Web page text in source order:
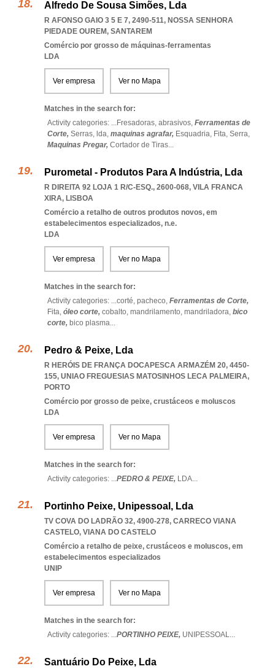
Alfredo De Sousa Simões, Lda
R AFONSO GAIO 3 5 E 7, 2490-511, NOSSA SENHORA
PIEDADE OUREM, SANTAREM
Comércio por grosso de máquinas-ferramentas
LDA
Ver empresa Ver no Mapa
Matches in the search for:
Activity categories: ...Fresadoras, abrasivos, Ferramentas de
Corte, Serras, lda, maquinas agrafar, Esquadria, Fita, Serra,
Maquinas Pregar, Cortador de Tiras...
Purometal - Produtos Para A Indústria, Lda
R DIREITA 92 LOJA 1 R/C-ESQ., 2600-068, VILA FRANCA
XIRA, LISBOA
Comércio a retalho de outros produtos novos, em
estabelecimentos especializados, n.e.
LDA
Ver empresa Ver no Mapa
Matches in the search for:
Activity categories: ...corté, pacheco, Ferramentas de Corte,
Fita, óleo corte, cobalto, mandrilamento, mandriladora, bico
corte, bico plasma...
Pedro & Peixe, Lda
R HERÓIS DE FRANÇA DOCAPESCA ARMAZÉM 20, 4450-
155, UNIAO FREGUESIAS MATOSINHOS LECA PALMEIRA,
PORTO
Comércio por grosso de peixe, crustáceos e moluscos
LDA
Ver empresa Ver no Mapa
Matches in the search for:
Activity categories: ...PEDRO & PEIXE, LDA...
Portinho Peixe, Unipessoal, Lda
TV COVA DO LADRÃO 32, 4900-278, CARRECO VIANA
CASTELO, VIANA DO CASTELO
Comércio a retalho de peixe, crustáceos e moluscos, em
estabelecimentos especializados
UNIP
Ver empresa Ver no Mapa
Matches in the search for:
Activity categories: ...PORTINHO PEIXE, UNIPESSOAL...
Santuário Do Peixe, Lda